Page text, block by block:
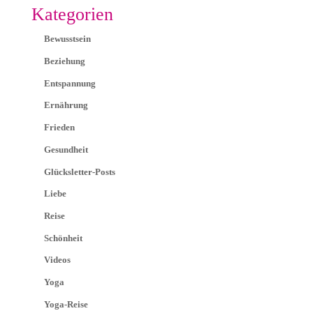
Kategorien
Bewusstsein
Beziehung
Entspannung
Ernährung
Frieden
Gesundheit
Glücksletter-Posts
Liebe
Reise
Schönheit
Videos
Yoga
Yoga-Reise